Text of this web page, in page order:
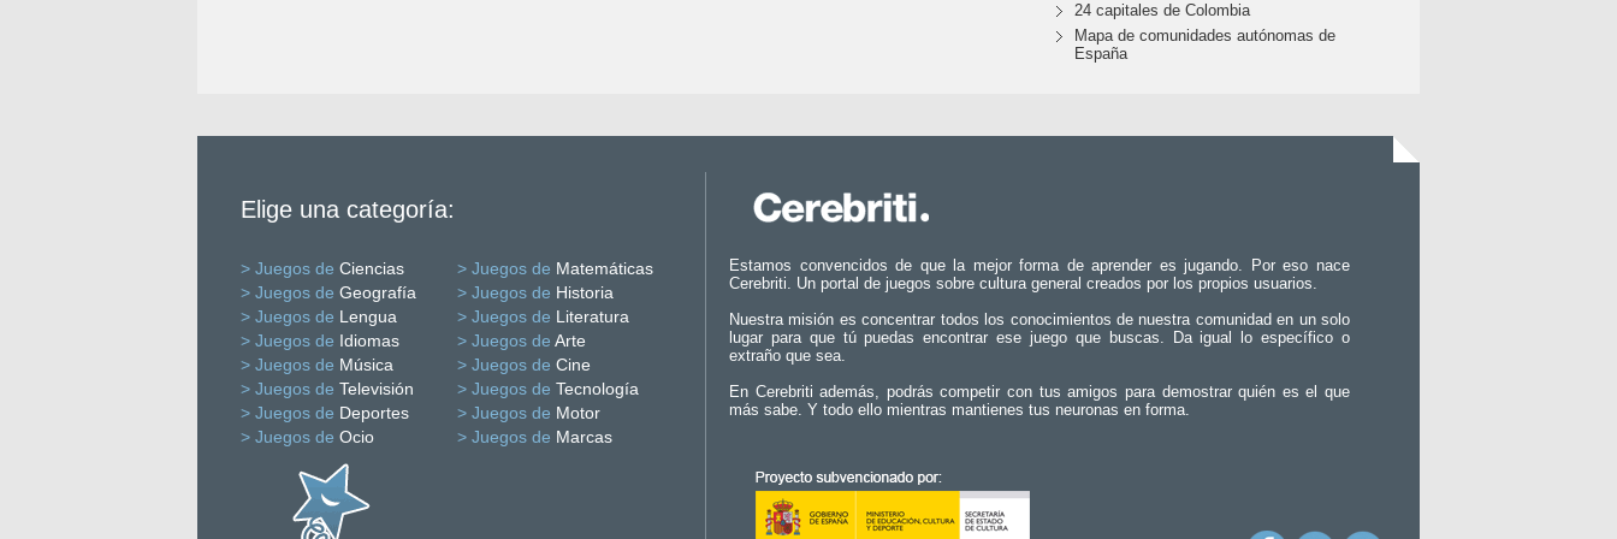
24 capitales de Colombia
Mapa de comunidades autónomas de
España
Elige una categoría:
> Juegos de Ciencias > Juegos de Matemáticas
> Juegos de Geografía > Juegos de Historia
> Juegos de Lengua > Juegos de Literatura
> Juegos de Idiomas > Juegos de Arte
> Juegos de Música > Juegos de Cine
> Juegos de Televisión > Juegos de Tecnología
> Juegos de Deportes > Juegos de Motor
> Juegos de Ocio > Juegos de Marcas
Estamos convencidos de que la mejor forma de aprender es jugando. Por eso nace
Cerebriti. Un portal de juegos sobre cultura general creados por los propios usuarios.
Nuestra misión es concentrar todos los conocimientos de nuestra comunidad en un solo
lugar para que tú puedas encontrar ese juego que buscas. Da igual lo específico o
extraño que sea.
En Cerebriti además, podrás competir con tus amigos para demostrar quién es el que
más sabe. Y todo ello mientras mantienes tus neuronas en forma.